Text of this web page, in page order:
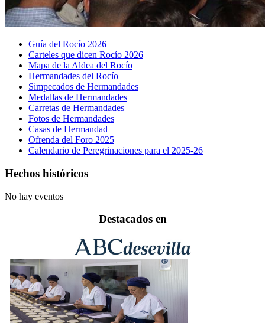
Guía del Rocío 2026
Carteles que dicen Rocío 2026
Mapa de la Aldea del Rocío
Hermandades del Rocío
Simpecados de Hermandades
Medallas de Hermandades
Carretas de Hermandades
Fotos de Hermandades
Casas de Hermandad
Ofrenda del Foro 2025
Calendario de Peregrinaciones para el 2025-26
Hechos históricos
No hay eventos
Destacados en